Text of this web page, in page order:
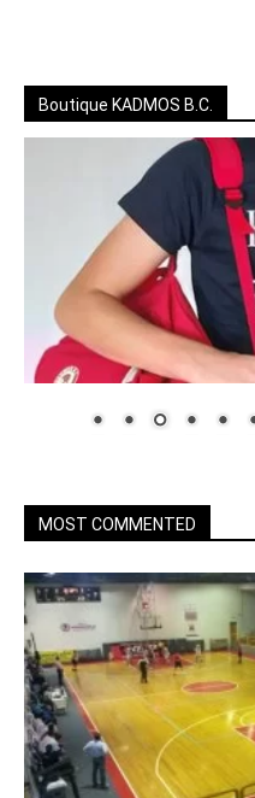
Boutique KADMOS B.C.
MOST COMMENTED